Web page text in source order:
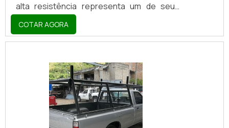
alta resistência representa um de seus
pontos mais altos, quando boa parte de
seus usos e aplicações se faz atrelada ao
segmento rural representado por vias de
outras protuberâncias em seus caminhos.
Por último, mas não menos importante em
função disso, vale ressaltar que madeira
(de forma destacada), ferro e outros
metais normalmente servem de apoio e
COTAR AGORA